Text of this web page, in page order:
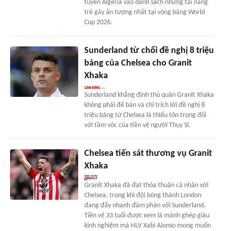
tuyển Algeria vào danh sách những tài năng
trẻ gây ấn tượng nhất tại vòng bảng World
Cup 2026.
Sunderland từ chối đề nghị 8 triệu
bảng của Chelsea cho Granit
Xhaka
Sunderland khẳng định thủ quân Granit Xhaka
không phải để bán và chỉ trích lời đề nghị 8
triệu bảng từ Chelsea là thiếu tôn trọng đối
với tầm vóc của tiền vệ người Thụy Sĩ.
Chelsea tiến sát thương vụ Granit
Xhaka
Granit Xhaka đã đạt thỏa thuận cá nhân với
Chelsea, trong khi đội bóng thành London
đang đẩy nhanh đàm phán với Sunderland.
Tiền vệ 33 tuổi được xem là mảnh ghép giàu
kinh nghiệm mà HLV Xabi Alonso mong muốn